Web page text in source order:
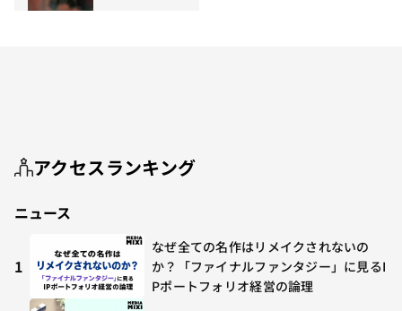
アクセスランキング
ニュース
1
なぜ全ての名作はリメイクされないの
か？「ファイナルファンタジー」に見るI
Pポートフォリオ経営の論理